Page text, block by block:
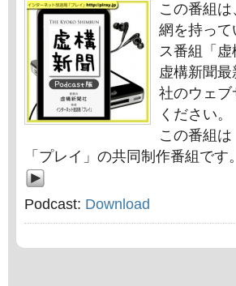
この番組
網を持っ
ス番組「
虚構新聞
社のウェ
ください。
この番組
「プレイ」の共同制作番組です。
Podcast: Download